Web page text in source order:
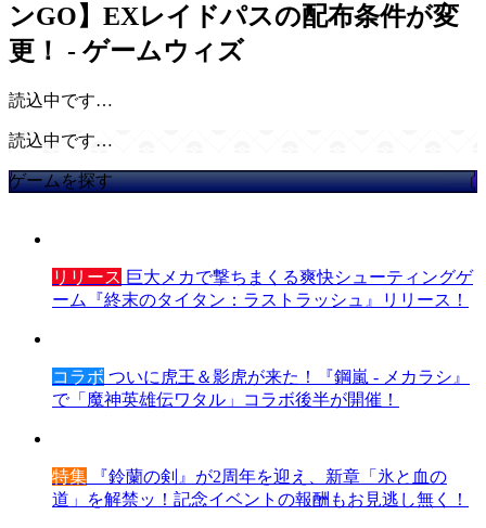
ンGO】EXレイドパスの配布条件が変
更！ - ゲームウィズ
読込中です…
読込中です…
ゲームを探す
リリース 巨大メカで撃ちまくる爽快シューティングゲ
ーム『終末のタイタン：ラストラッシュ』リリース！
コラボ ついに虎王＆影虎が来た！『鋼嵐 - メカラシ』
で「魔神英雄伝ワタル」コラボ後半が開催！
特集 『鈴蘭の剣』が2周年を迎え、新章「氷と血の
道」を解禁ッ！記念イベントの報酬もお見逃し無く！